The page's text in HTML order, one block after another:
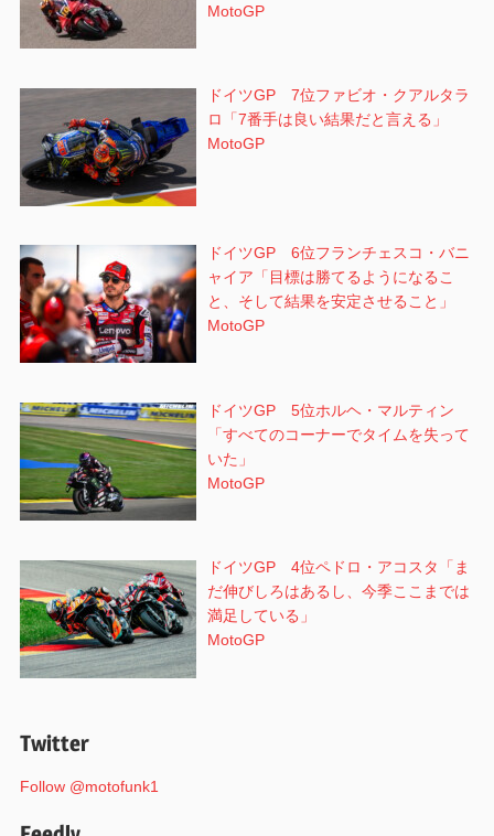
MotoGP
ドイツGP 7位ファビオ・クアルタラ
ロ「7番手は良い結果だと言える」
MotoGP
ドイツGP 6位フランチェスコ・バニ
ャイア「目標は勝てるようになるこ
と、そして結果を安定させること」
MotoGP
ドイツGP 5位ホルヘ・マルティン
「すべてのコーナーでタイムを失って
いた」
MotoGP
ドイツGP 4位ペドロ・アコスタ「ま
だ伸びしろはあるし、今季ここまでは
満足している」
MotoGP
Twitter
Follow @motofunk1